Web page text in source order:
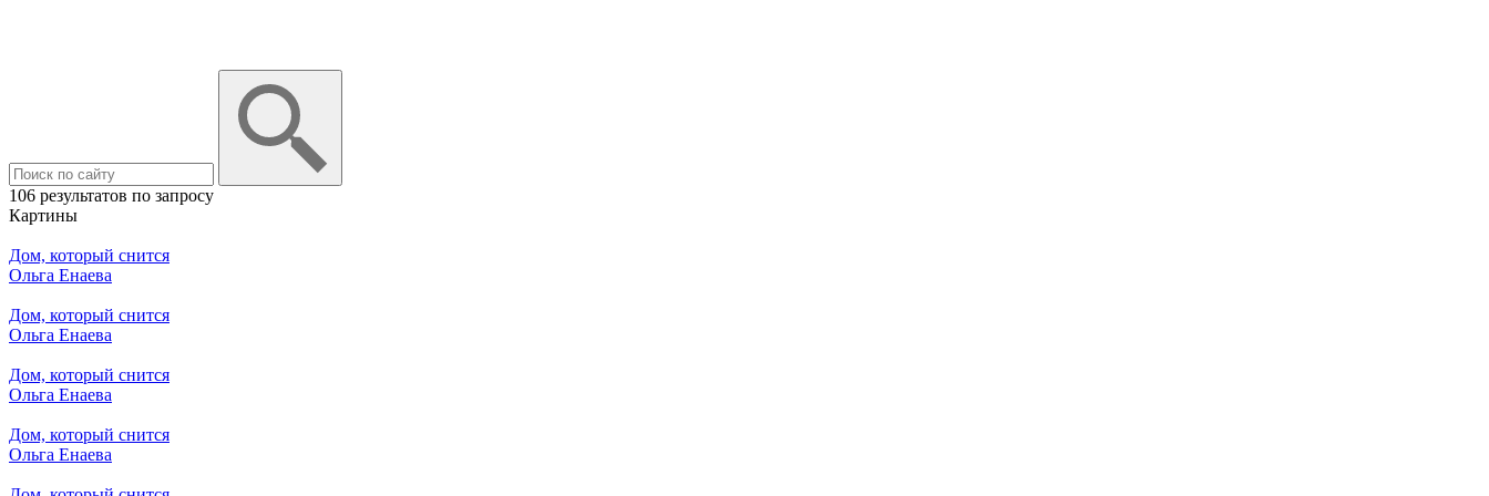
106 результатов по запросу
Картины
Дом, который снится
Ольга Енаева
Дом, который снится
Ольга Енаева
Дом, который снится
Ольга Енаева
Дом, который снится
Ольга Енаева